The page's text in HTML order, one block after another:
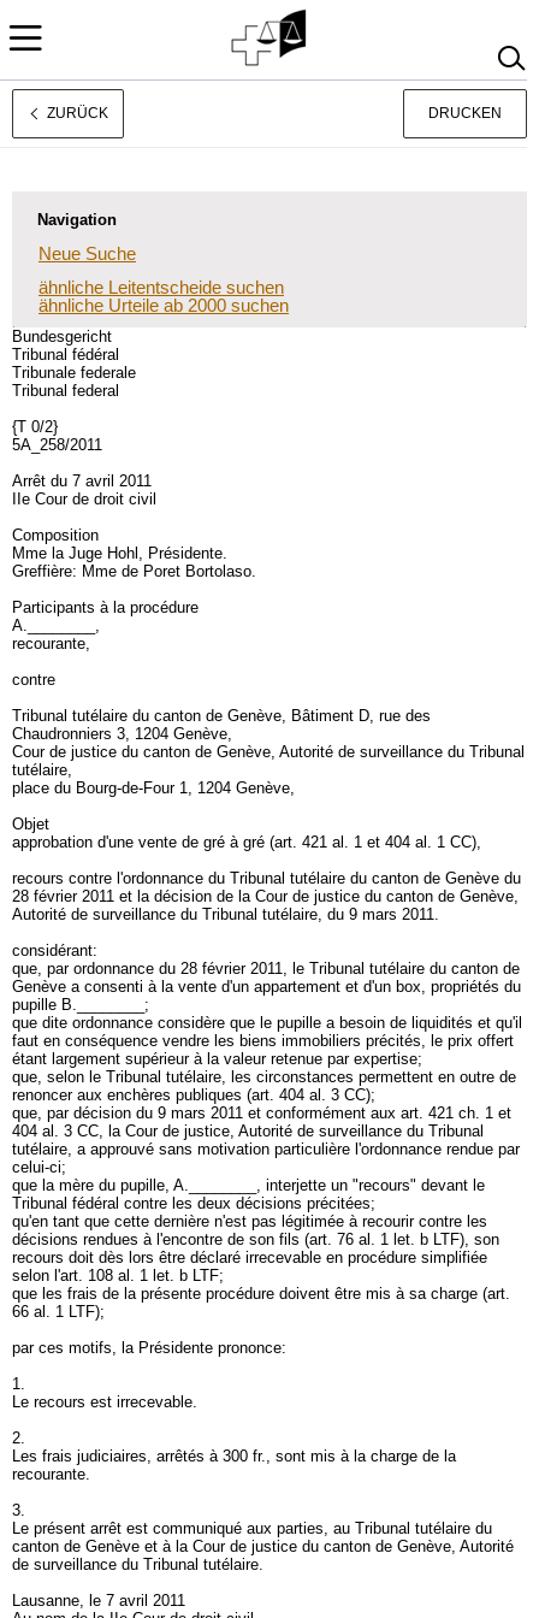
Français
ZURÜCK DRUCKEN
Navigation
Neue Suche
ähnliche Leitentscheide suchen
ähnliche Urteile ab 2000 suchen
Bundesgericht
Tribunal fédéral
Tribunale federale
Tribunal federal
{T 0/2}
5A_258/2011
Arrêt du 7 avril 2011
IIe Cour de droit civil
Composition
Mme la Juge Hohl, Présidente.
Greffière: Mme de Poret Bortolaso.
Participants à la procédure
A.________,
recourante,
contre
Tribunal tutélaire du canton de Genève, Bâtiment D, rue des
Chaudronniers 3, 1204 Genève,
Cour de justice du canton de Genève, Autorité de surveillance du Tribunal
tutélaire,
place du Bourg-de-Four 1, 1204 Genève,
Objet
approbation d'une vente de gré à gré (art. 421 al. 1 et 404 al. 1 CC),
recours contre l'ordonnance du Tribunal tutélaire du canton de Genève du
28 février 2011 et la décision de la Cour de justice du canton de Genève,
Autorité de surveillance du Tribunal tutélaire, du 9 mars 2011.
considérant:
que, par ordonnance du 28 février 2011, le Tribunal tutélaire du canton de
Genève a consenti à la vente d'un appartement et d'un box, propriétés du
pupille B.________;
que dite ordonnance considère que le pupille a besoin de liquidités et qu'il
faut en conséquence vendre les biens immobiliers précités, le prix offert
étant largement supérieur à la valeur retenue par expertise;
que, selon le Tribunal tutélaire, les circonstances permettent en outre de
renoncer aux enchères publiques (art. 404 al. 3 CC);
que, par décision du 9 mars 2011 et conformément aux art. 421 ch. 1 et
404 al. 3 CC, la Cour de justice, Autorité de surveillance du Tribunal
tutélaire, a approuvé sans motivation particulière l'ordonnance rendue par
celui-ci;
que la mère du pupille, A.________, interjette un "recours" devant le
Tribunal fédéral contre les deux décisions précitées;
qu'en tant que cette dernière n'est pas légitimée à recourir contre les
décisions rendues à l'encontre de son fils (art. 76 al. 1 let. b LTF), son
recours doit dès lors être déclaré irrecevable en procédure simplifiée
selon l'art. 108 al. 1 let. b LTF;
que les frais de la présente procédure doivent être mis à sa charge (art.
66 al. 1 LTF);
par ces motifs, la Présidente prononce:
1.
Le recours est irrecevable.
2.
Les frais judiciaires, arrêtés à 300 fr., sont mis à la charge de la
recourante.
3.
Le présent arrêt est communiqué aux parties, au Tribunal tutélaire du
canton de Genève et à la Cour de justice du canton de Genève, Autorité
de surveillance du Tribunal tutélaire.
Lausanne, le 7 avril 2011